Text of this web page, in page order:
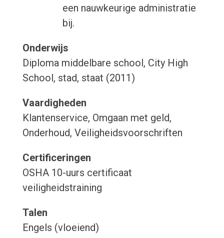
een nauwkeurige administratie
bij.
Onderwijs
Diploma middelbare school, City High
School, stad, staat (2011)
Vaardigheden
Klantenservice, Omgaan met geld,
Onderhoud, Veiligheidsvoorschriften
Certificeringen
OSHA 10-uurs certificaat
veiligheidstraining
Talen
Engels (vloeiend)